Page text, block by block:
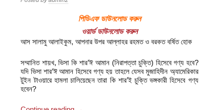
পিডিএফ ডাউনলোড করুন
ওয়ার্ড ডাউনলোড করুন
আস সালামু আলাইকুম, আপনার উপর আল্লাহর রহমত ও বরকত বর্ষিত হোক
সম্মানিত শায়খ, ভিসা কি শার’ঈ আমান (নিরাপত্তা চুক্তি) হিসেবে গণ্য হবে?
যদি ভিসা শার’ঈ আমান হিসেবে গণ্য হয় তাহলে যেসব মুজাহিদীন অ্যামেরিকার
টুইন টাওয়ারে হামলা চালিয়েছেন তারা কি শার’ই চুক্তি ভঙ্গকারী হিসেবে গণ্য
হবেন?